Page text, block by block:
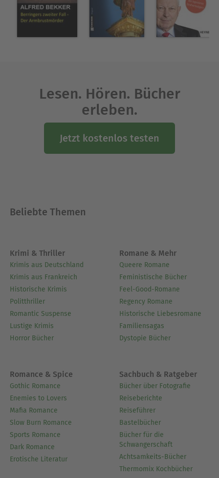
Lesen. Hören. Bücher
erleben.
Jetzt kostenlos testen
Beliebte Themen
Krimi & Thriller
Krimis aus Deutschland
Krimis aus Frankreich
Historische Krimis
Politthriller
Romantic Suspense
Lustige Krimis
Horror Bücher
Romane & Mehr
Queere Romane
Feministische Bücher
Feel-Good-Romane
Regency Romane
Historische Liebesromane
Familiensagas
Dystopie Bücher
Romance & Spice
Gothic Romance
Enemies to Lovers
Mafia Romance
Slow Burn Romance
Sports Romance
Dark Romance
Erotische Literatur
Sachbuch & Ratgeber
Bücher über Fotografie
Reiseberichte
Reiseführer
Bastelbücher
Bücher für die
Schwangerschaft
Achtsamkeits-Bücher
Thermomix Kochbücher